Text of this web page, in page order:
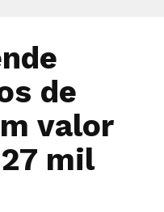
de
valor
mil